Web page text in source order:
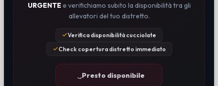
URGENTE e verifichiamo subito la disponibilità tra gli
allevatori del tuo distretto.
Verifica disponibilità cucciolate
Check copertura distretto immediato
Presto disponibile